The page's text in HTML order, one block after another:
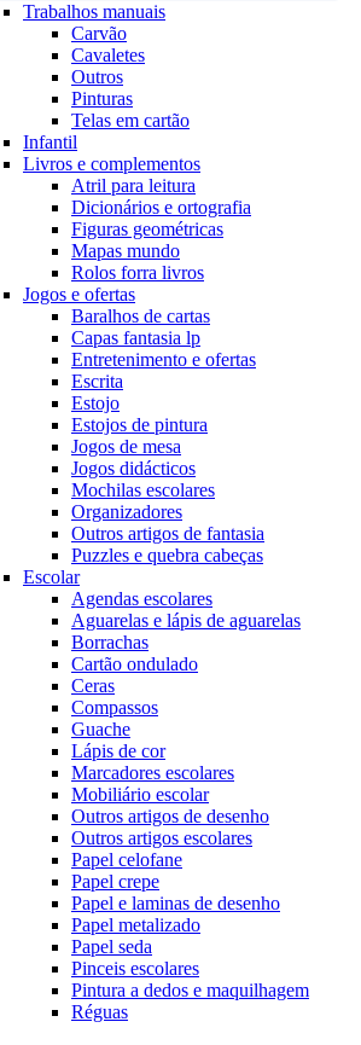
Trabalhos manuais
Carvão
Cavaletes
Outros
Pinturas
Telas em cartão
Infantil
Livros e complementos
Atril para leitura
Dicionários e ortografia
Figuras geométricas
Mapas mundo
Rolos forra livros
Jogos e ofertas
Baralhos de cartas
Capas fantasia lp
Entretenimento e ofertas
Escrita
Estojo
Estojos de pintura
Jogos de mesa
Jogos didácticos
Mochilas escolares
Organizadores
Outros artigos de fantasia
Puzzles e quebra cabeças
Escolar
Agendas escolares
Aguarelas e lápis de aguarelas
Borrachas
Cartão ondulado
Ceras
Compassos
Guache
Lápis de cor
Marcadores escolares
Mobiliário escolar
Outros artigos de desenho
Outros artigos escolares
Papel celofane
Papel crepe
Papel e laminas de desenho
Papel metalizado
Papel seda
Pinceis escolares
Pintura a dedos e maquilhagem
Réguas